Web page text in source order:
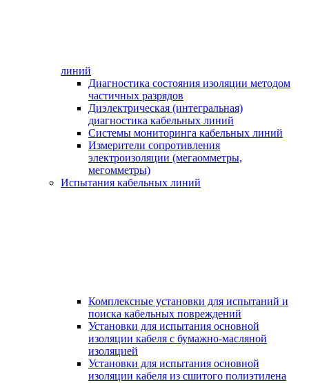
линий
Диагностика состояния изоляции методом
частичных разрядов
Диэлектрическая (интегральная)
диагностика кабельных линий
Системы мониторинга кабельных линий
Измерители сопротивления
электроизоляции (мегаомметры,
мегомметры)
Испытания кабельных линий
Комплексные установки для испытаний и
поиска кабельных повреждений
Установки для испытания основной
изоляции кабеля с бумажно-масляной
изоляцией
Установки для испытания основной
изоляции кабеля из сшитого полиэтилена